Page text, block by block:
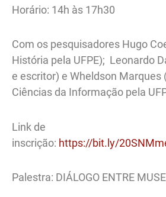
Horário: 14h às 17h30
Com os pesquisadores Hugo
História pela UFPE); Leonardo
e escritor) e Wheldson Marques
Ciências da Informação pela
Link de
inscrição: https://bit.ly/
Palestra: DIÁLOGO ENTRE